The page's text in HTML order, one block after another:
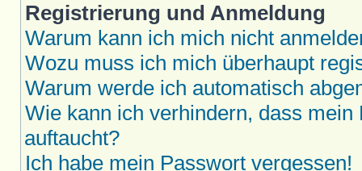
Registrierung und Anmeldung
Warum kann ich mich nicht
Wozu muss ich mich überhaupt
Warum werde ich automatisch
Wie kann ich verhindern, dass
auftaucht?
Ich habe mein Passwort vergessen!